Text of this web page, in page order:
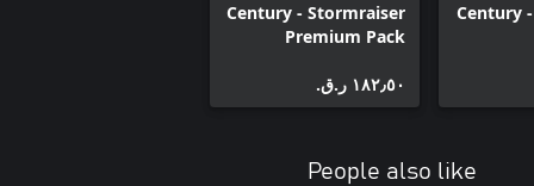
Century
Century - Stormraiser
Premium Pack
١٨٢٫٥٠ ر.ق.‏
People also like